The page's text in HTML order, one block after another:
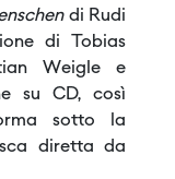
di Rudi
di Tobias
Weigle e
su CD, così
sotto la
diretta da